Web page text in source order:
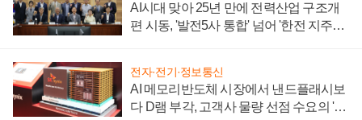
AI시대 맞아 25년 만에 전력산업 구조개
편 시동, '발전5사 통합' 넘어 '한전 지주사'
전자·전기·정보통신
AI 메모리반도체 시장에서 낸드플래시보
다 D램 부각, 고객사 물량 선점 수요의 '우